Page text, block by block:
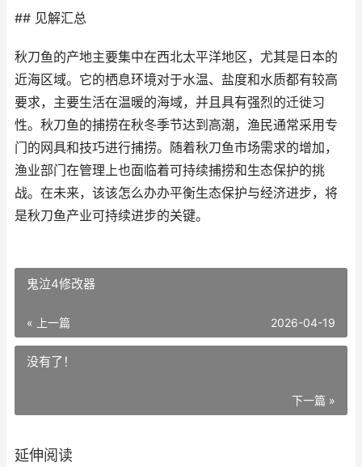
## 见解汇总
秋刀鱼的产地主要集中在西北太平洋地区，尤其是日本的
近海区域。它的栖息环境对于水温、盐度和水质都有较高
要求，主要生活在温暖的海域，并且具有强烈的迁徙习
性。秋刀鱼的捕捞在秋冬季节达到高潮，渔民通常采用专
门的网具和技巧进行捕捞。随着秋刀鱼市场需求的增加，
渔业部门在管理上也面临着可持续捕捞和生态保护的挑
战。在未来，该该怎么办办平衡生态保护与经济进步，将
是秋刀鱼产业可持续进步的关键。
鬼泣4修改器
« 上一篇 2026-04-19
没有了！
下一篇 »
延伸阅读